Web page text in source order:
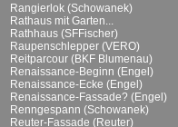
Rangierlok (Schowanek)
Rathaus mit Garten...
Rathhaus (SFFischer)
Raupenschlepper (VERO)
Reitparcour (BKF Blumenau)
Renaissance-Beginn (Engel)
Renaissance-Ecke (Engel)
Renaissance-Fassade? (Engel)
Renngespann (Schowanek)
Reuter-Fassade (Reuter)